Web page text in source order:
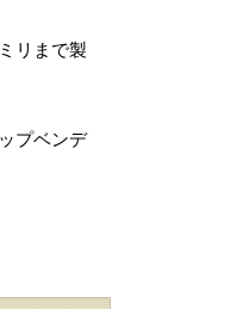
リまで製
プベンデ